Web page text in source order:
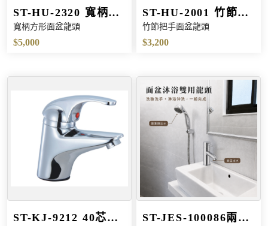
ST-HU-2320 寬柄方
形面盆龍頭
寬柄方形面盆龍頭
$5,000
ST-HU-2001 竹節把
手面盆龍頭
竹節把手面盆龍頭
$3,200
ST-KJ-9212 40芯大
ST-JES-100086兩用